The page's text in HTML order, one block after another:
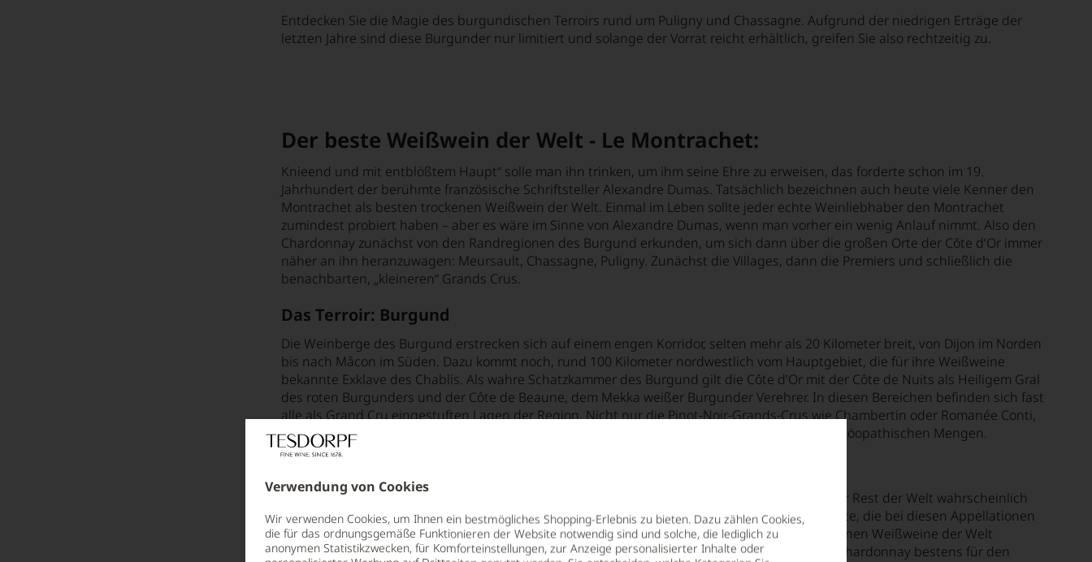
Verwendung von Cookies
Wir verwenden Cookies, um Ihnen ein bestmögliches Shopping-Erlebnis zu bieten. Dazu zählen Cookies,
die für das ordnungsgemäße Funktionieren der Website notwendig sind und solche, die lediglich zu
anonymen Statistikzwecken, für Komforteinstellungen, zur Anzeige personalisierter Inhalte oder
Entdecken Sie die Magie des burgundischen Terroirs rund um Puligny und Chassagne. Aufgrund der niedrigen Erträge der
letzten Jahre sind diese Burgunder nur limitiert und solange der Vorrat reicht erhältlich, greifen Sie also rechtzeitig zu.
Der beste Weißwein der Welt - Le Montrachet:
Knieend und mit entblößtem Haupt“ solle man ihn trinken, um ihm seine Ehre zu erweisen, das forderte schon im 19.
Jahrhundert der berühmte französische Schriftsteller Alexandre Dumas. Tatsächlich bezeichnen auch heute viele Kenner den
Montrachet als besten trockenen Weißwein der Welt. Einmal im Leben sollte jeder echte Weinliebhaber den Montrachet
zumindest probiert haben – aber es wäre im Sinne von Alexandre Dumas, wenn man vorher ein wenig Anlauf nimmt. Also den
Chardonnay zunächst von den Randregionen des Burgund erkunden, um sich dann über die großen Orte der Côte d’Or immer
näher an ihn heranzuwagen: Meursault, Chassagne, Puligny. Zunächst die Villages, dann die Premiers und schließlich die
benachbarten, „kleineren“ Grands Crus.
Das Terroir: Burgund
Die Weinberge des Burgund erstrecken sich auf einem engen Korridor, selten mehr als 20 Kilometer breit, von Dijon im Norden
bis nach Mâcon im Süden. Dazu kommt noch, rund 100 Kilometer nordwestlich vom Hauptgebiet, die für ihre Weißweine
bekannte Exklave des Chablis. Als wahre Schatzkammer des Burgund gilt die Côte d’Or mit der Côte de Nuits als Heiligem Gral
des roten Burgunders und der Côte de Beaune, dem Mekka weißer Burgunder Verehrer. In diesen Bereichen befinden sich fast
alle als Grand Cru eingestuften Lagen der Region. Nicht nur die Pinot-Noir-Grands-Crus wie Chambertin oder Romanée Conti,
auch die weißen Grands Crus wie Corton-Charlemagne oder Le Montrachet gibt es nur in homöopathischen Mengen.
Wenn man in Deutschland Riesling für den König der weißen Rebsorten halten mag, neigt der Rest der Welt wahrscheinlich
eher zu Chardonnay. Mit Burgundern aus Chablis, Meursault und Montrachet hat sich die Sorte, die bei diesen Appellationen
nie namentlich auf dem Etikett auftaucht, auf jeden Fall den Ruf erworben, die größten trockenen Weißweine der Welt
hervorzubringen. Bei genügend Substanz eignet sich der aromatisch etwas zurückhaltende Chardonnay bestens für den